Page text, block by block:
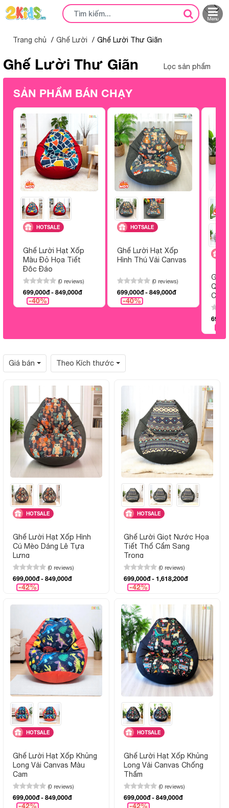
Menu
Trang chủ Ghế Lười Ghế Lười Thư Giãn
Ghế Lười Thư Giãn Lọc sản phẩm
SẢN PHẨM BÁN CHẠY
HOTSALE
Ghế Lười Hạt Xốp
Màu Đỏ Họa Tiết
Độc Đáo
(0 reviews)
699,000đ - 849,000đ
-40%
HOTSALE
Ghế Lười Hạt Xốp
Hình Thú Vải Canvas
(0 reviews)
699,000đ - 849,000đ
-40%
Ghế
Quả
Cẩm
Giá bán Theo Kích thước
HOTSALE
Ghế Lười Hạt Xốp Hình
Cú Mèo Dáng Lê Tựa
Lưng
(0 reviews)
699,000đ - 849,000đ
-42%
HOTSALE
Ghế Lười Giọt Nước Họa
Tiết Thổ Cẩm Sang
Trọng
(0 reviews)
699,000đ - 1,618,200đ
-42%
HOTSALE
Ghế Lười Hạt Xốp Khủng
Long Vải Canvas Màu
Cam
(0 reviews)
699,000đ - 849,000đ
-42%
HOTSALE
Ghế Lười Hạt Xốp Khủng
Long Vải Canvas Chống
Thấm
(0 reviews)
699,000đ - 849,000đ
-42%